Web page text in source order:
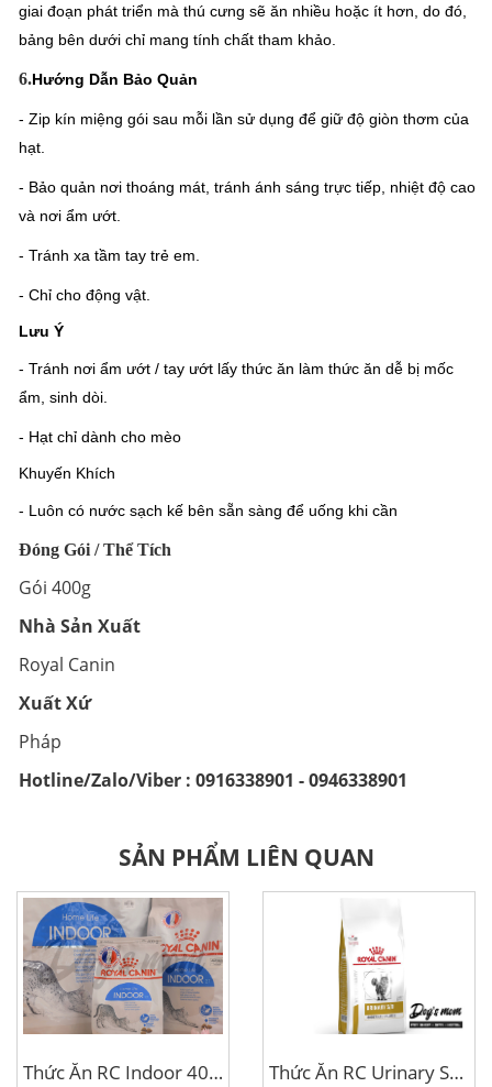
giai đoạn phát triển mà thú cưng sẽ ăn nhiều hoặc ít hơn, do đó,
bảng bên dưới chỉ mang tính chất tham khảo.
6.Hướng Dẫn Bảo Quản
- Zip kín miệng gói sau mỗi lần sử dụng để giữ độ giòn thơm của
hạt.
- Bảo quản nơi thoáng mát, tránh ánh sáng trực tiếp, nhiệt độ cao
và nơi ẩm ướt.
- Tránh xa tầm tay trẻ em.
- Chỉ cho động vật.
Lưu Ý
- Tránh nơi ẩm ướt / tay ướt lấy thức ăn làm thức ăn dễ bị mốc
ẩm, sinh dòi.
- Hạt chỉ dành cho mèo
Khuyến Khích
- Luôn có nước sạch kế bên sẵn sàng để uống khi cần
Đóng Gói / Thể Tích
Gói 400g
Nhà Sản Xuất
Royal Canin
Xuất Xứ
Pháp
Hotline/Zalo/Viber : 0916338901 - 0946338901
SẢN PHẨM LIÊN QUAN
Thức Ăn RC Indoor 400g
Thức Ăn RC Urinary S/O - Bệnh Sỏi Thận Cho Mèo 1,5kg